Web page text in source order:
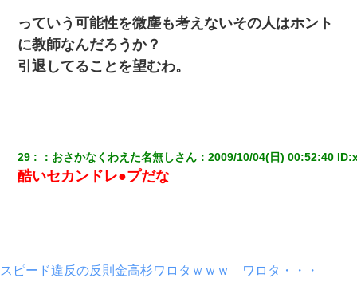
見合いにて。嫁「はじめまして」俺「失礼ですが○○さんご本人で
すか？」
【画像】女の子「お母さん！！私ようやくファッションモデルに
選ばれたの！絶対見に来てね！」→悲しい結果がこれ・・・
んでもない仕事に就いていた
っていう可能性を微塵も考えないその人はホント
に教師なんだろうか？
引退してることを望むわ。
29 ： おさかなくわえた名無しさん ：2009/10/04(日) 00:52:40 ID:
酷いセカンドレ●プだな
スピード違反の反則金高杉ワロタｗｗｗ ワロタ・・・